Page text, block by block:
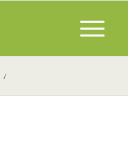
/